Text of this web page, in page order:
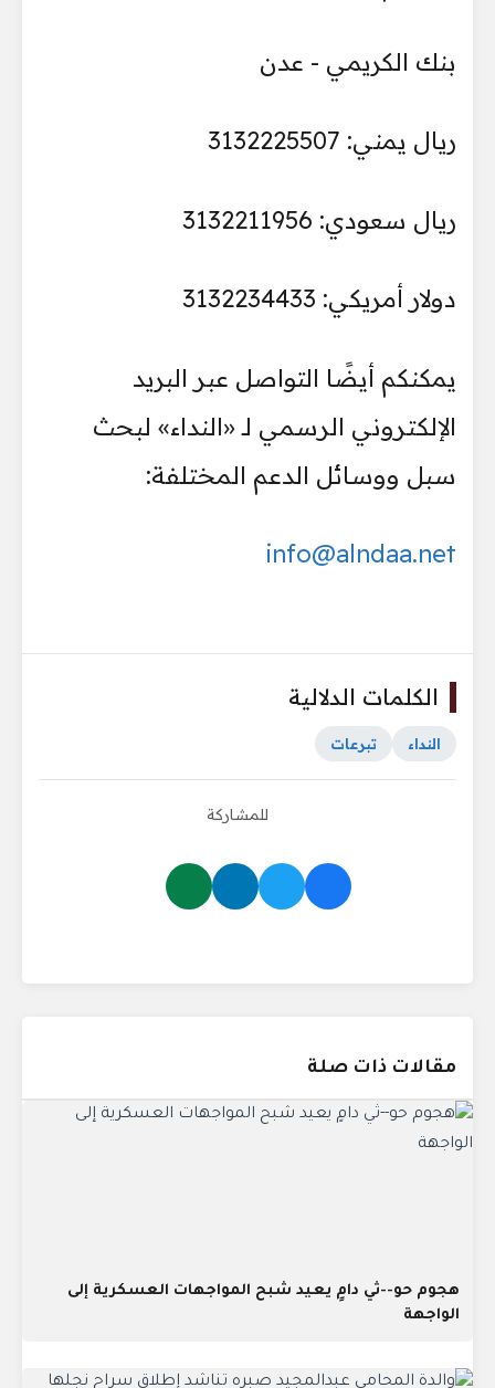
بنك الكريمي - عدن
ريال يمني: 3132225507
ريال سعودي: 3132211956
دولار أمريكي: 3132234433
يمكنكم أيضًا التواصل عبر البريد
الإلكتروني الرسمي لـ «النداء» لبحث
سبل ووسائل الدعم المختلفة:
info@alndaa.net
الكلمات الدلالية
النداء تبرعات
للمشاركة
مقالات ذات صلة
هجوم حو--ثي دامٍ يعيد شبح المواجهات العسكرية إلى
الواجهة